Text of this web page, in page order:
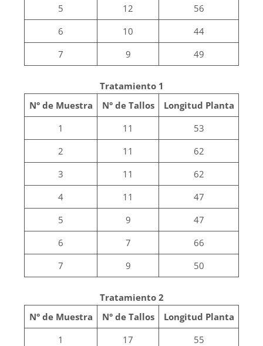
5
12
56
6
10
44
7
9 49
Tratamiento 1
N° de Muestra
N° de Tallos
Longitud Planta
1
11
53
2
11
62
3
11
62
4
11
47
5
9
47
6
7
66
7
9 50
Tratamiento 2
N° de Muestra
N° de Tallos
Longitud Planta
1
17
55